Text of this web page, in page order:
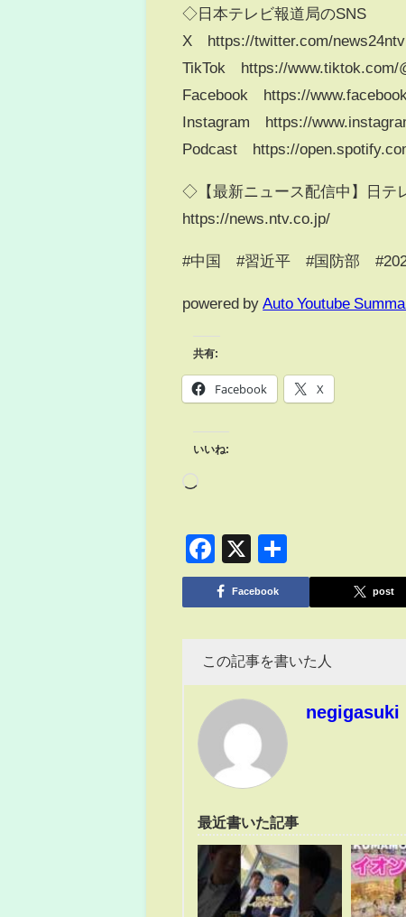
◇日本テレビ報道局のSNS
X https://twitter.com/news24ntv
TikTok https://www.tiktok.com/
Facebook https://
Instagram https://
Podcast https://
◇【最新ニュース配信中】日テ
https://news.ntv.co.jp/
#中国 #習近平 #国防部
powered by Auto Youtube
共有:
Facebook X
いいね:
Facebook
X
有
Facebook post
この記事を書いた人
negigasuki
最近書いた記事